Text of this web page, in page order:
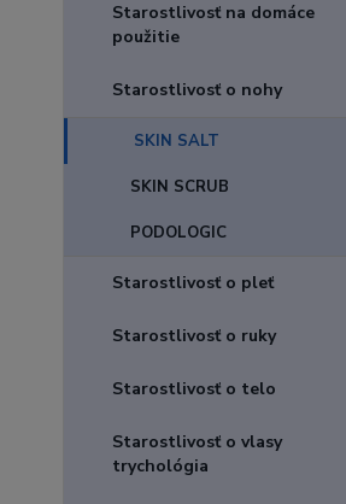
Starostlivosť na domáce
použitie
Starostlivosť o nohy
SKIN SALT
SKIN SCRUB
PODOLOGIC
Starostlivosť o pleť
Starostlivosť o ruky
Starostlivosť o telo
Starostlivosť o vlasy
trychológia